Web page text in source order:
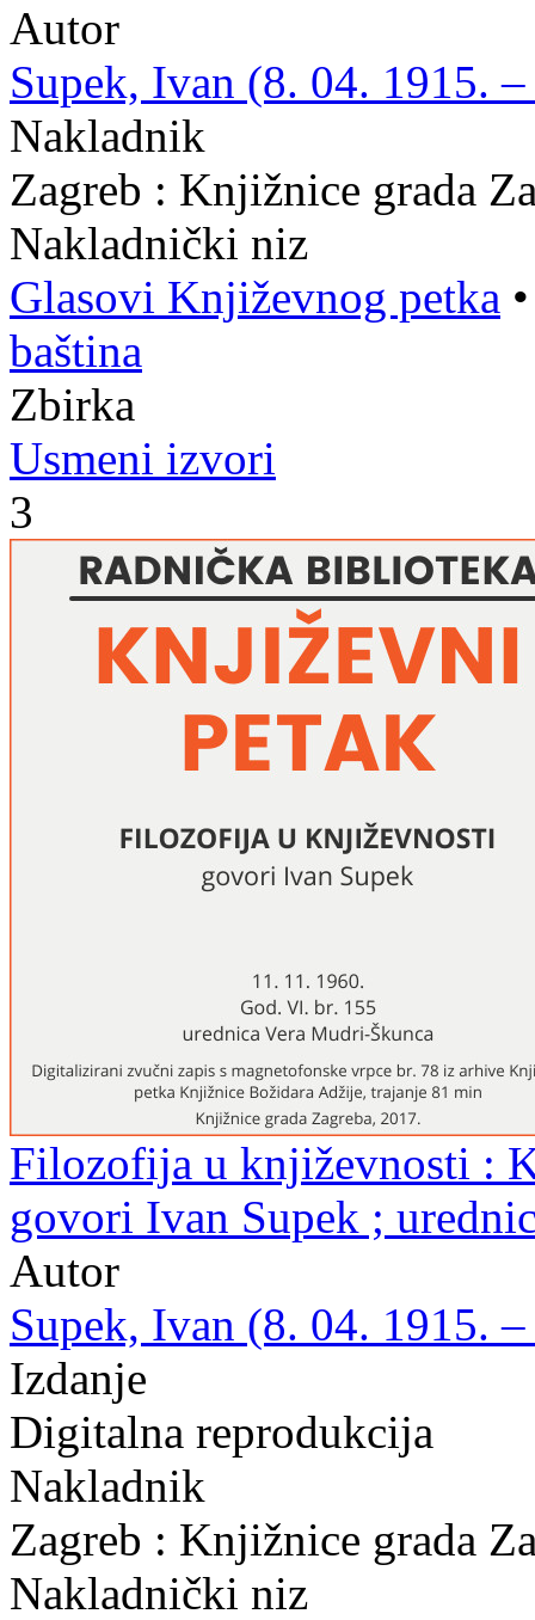
Autor
Supek, Ivan (8. 04. 1915.
Nakladnik
Zagreb : Knjižnice grada
Nakladnički niz
Glasovi Književnog petka
baština
Zbirka
Usmeni izvori
3
Filozofija u književnosti :
govori Ivan Supek ;
Autor
Supek, Ivan (8. 04. 1915.
Izdanje
Digitalna reprodukcija
Nakladnik
Zagreb : Knjižnice grada
Nakladnički niz